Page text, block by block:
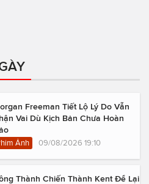
Freeman Tiết Lộ Lý Do Vẫn
Vai Dù Kịch Bản Chưa Hoàn
Ảnh 09/08/2026 19:10
Thành Chiến Thành Kent Để Lại